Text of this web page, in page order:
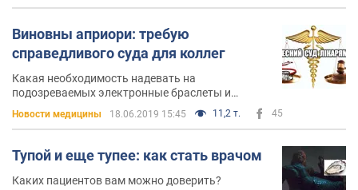
Виновны априори: требую
справедливого суда для коллег
Какая необходимость надевать на
подозреваемых электронные браслеты и
Новости медицины 18.06.2019 15:45 11,2 т. 45
Тупой и еще тупее: как стать врачом
Каких пациентов вам можно доверить?